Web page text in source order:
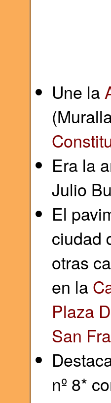
Une la
Era la
Julio
El
ciudad
otras
en la
Plaza
San
nº 8*